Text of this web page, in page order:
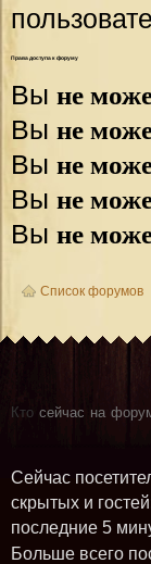
Правадоступа к форуму
Вы не
Вы не
Вы не
Вы не
Вы не
Список форумов
Кто сейчас на
Сейчас
скрытых и
последние 5
Больше всего